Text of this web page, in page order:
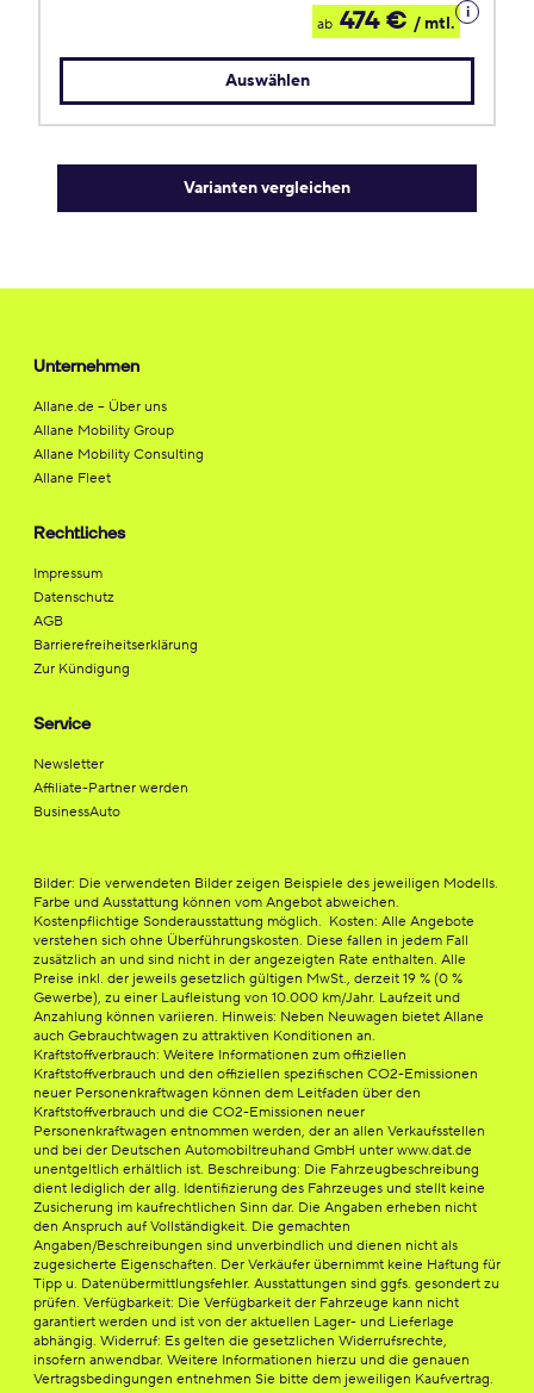
ab 474 € / mtl.
Details
zum
Auswählen
Varianten vergleichen
Unternehmen
Allane.de – Über uns
Allane Mobility Group
Allane Mobility Consulting
Allane Fleet
Rechtliches
Impressum
Datenschutz
AGB
Barrierefreiheitserklärung
Zur Kündigung
Service
Newsletter
Affiliate-Partner werden
BusinessAuto
Bilder: Die verwendeten Bilder zeigen Beispiele des jeweiligen Modells.
Farbe und Ausstattung können vom Angebot abweichen.
Kostenpflichtige Sonderausstattung möglich. Kosten: Alle Angebote
verstehen sich ohne Überführungskosten. Diese fallen in jedem Fall
zusätzlich an und sind nicht in der angezeigten Rate enthalten. Alle
Preise inkl. der jeweils gesetzlich gültigen MwSt., derzeit 19 % (0 %
Gewerbe), zu einer Laufleistung von 10.000 km/Jahr. Laufzeit und
Anzahlung können variieren. Hinweis: Neben Neuwagen bietet Allane
auch Gebrauchtwagen zu attraktiven Konditionen an.
Kraftstoffverbrauch: Weitere Informationen zum offiziellen
Kraftstoffverbrauch und den offiziellen spezifischen CO2-Emissionen
neuer Personenkraftwagen können dem Leitfaden über den
Kraftstoffverbrauch und die CO2-Emissionen neuer
Personenkraftwagen entnommen werden, der an allen Verkaufsstellen
und bei der Deutschen Automobiltreuhand GmbH unter www.dat.de
unentgeltlich erhältlich ist. Beschreibung: Die Fahrzeugbeschreibung
dient lediglich der allg. Identifizierung des Fahrzeuges und stellt keine
Zusicherung im kaufrechtlichen Sinn dar. Die Angaben erheben nicht
den Anspruch auf Vollständigkeit. Die gemachten
Angaben/Beschreibungen sind unverbindlich und dienen nicht als
zugesicherte Eigenschaften. Der Verkäufer übernimmt keine Haftung für
Tipp u. Datenübermittlungsfehler. Ausstattungen sind ggfs. gesondert zu
prüfen. Verfügbarkeit: Die Verfügbarkeit der Fahrzeuge kann nicht
garantiert werden und ist von der aktuellen Lager- und Lieferlage
abhängig. Widerruf: Es gelten die gesetzlichen Widerrufsrechte,
insofern anwendbar. Weitere Informationen hierzu und die genauen
Vertragsbedingungen entnehmen Sie bitte dem jeweiligen Kaufvertrag.